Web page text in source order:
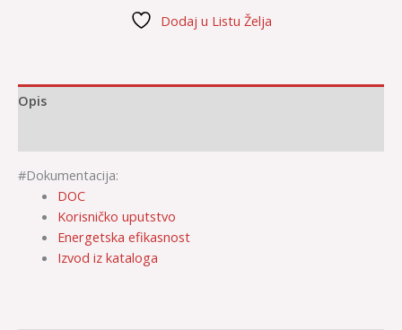
Dodaj u Listu Želja
Opis
#Dokumentacija:
DOC
Korisničko uputstvo
Energetska efikasnost
Izvod iz kataloga